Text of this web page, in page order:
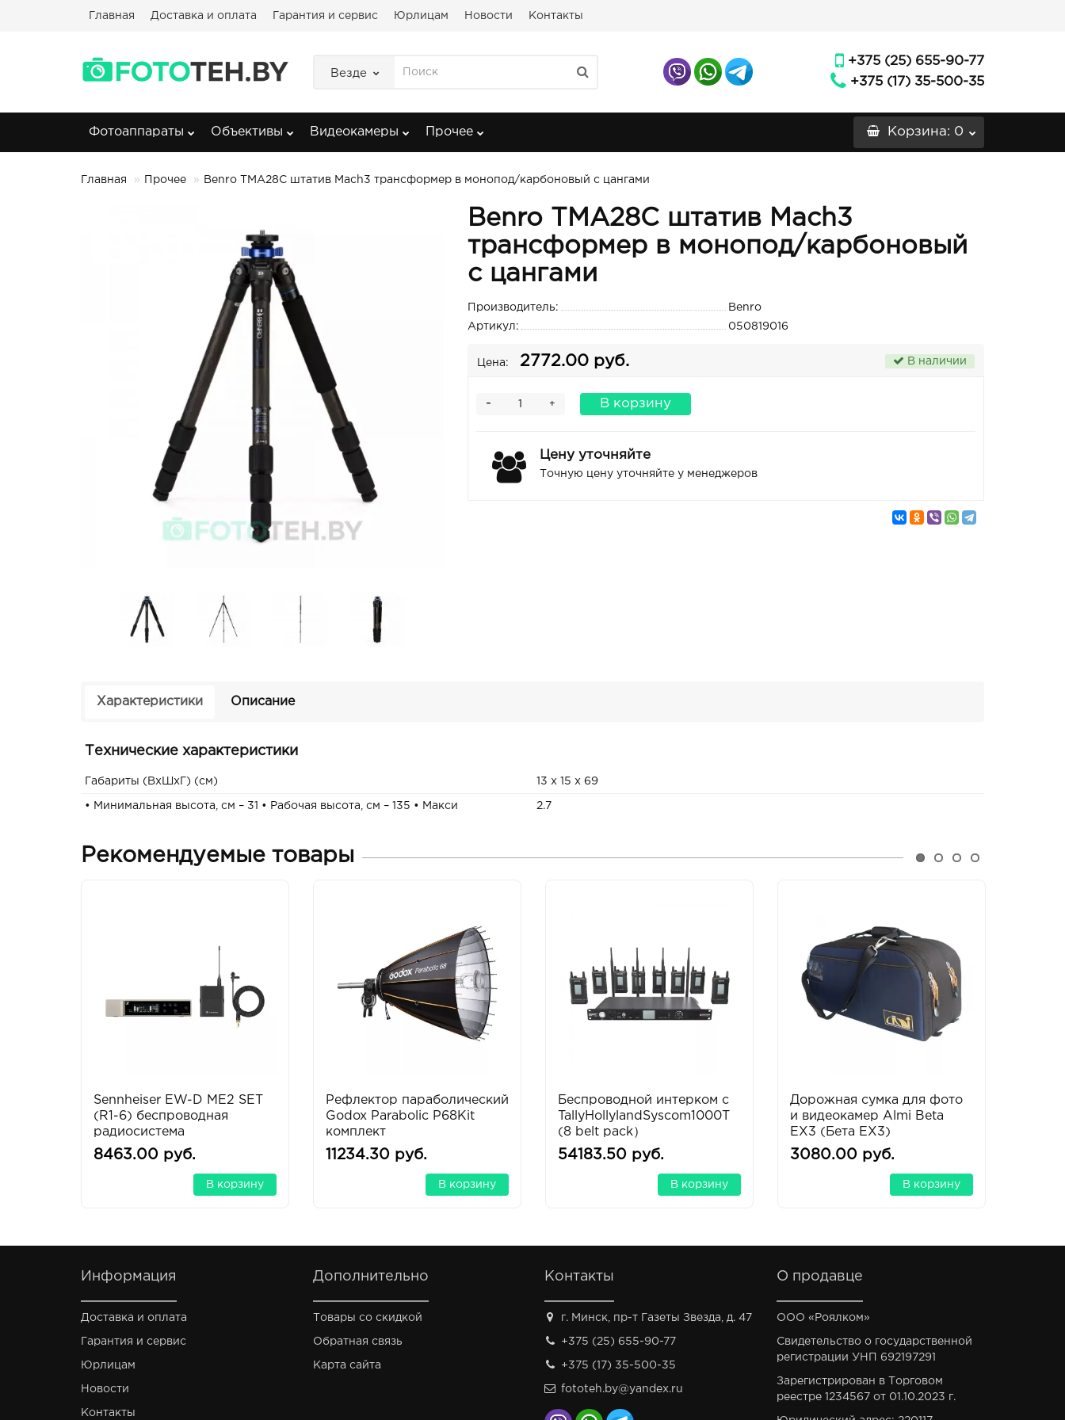
Главная Доставка и оплата Гарантия и сервис Юрлицам Новости Контакты
Везде
+375 (25) 655-90-77
+375 (17) 35-500-35
Фотоаппараты Объективы Видеокамеры Прочее Корзина: 0
Главная Прочее Benro TMA28C штатив Mach3 трансформер в монопод/карбоновый с цангами
Benro TMA28C штатив Mach3
трансформер в монопод/карбоновый
с цангами
Производитель:
Benro
Артикул:
050819016
Цена: 2772.00 руб. В наличии
+
- В корзину
Цену уточняйте
Точную цену уточняйте у менеджеров
Характеристики Описание
Технические характеристики
Габариты (ВxШxГ) (см) 13 x 15 x 69
• Минимальная высота, см – 31 • Рабочая высота, см – 135 • Макси 2.7
Рекомендуемые товары
Sennheiser EW-D ME2 SET
(R1-6) беспроводная
радиосистема
8463.00 руб.
В корзину
Рефлектор параболический
Godox Parabolic P68Kit
комплект
11234.30 руб.
В корзину
Беспроводной интерком с
TallyHollylandSyscom1000T
(8 belt pack）
54183.50 руб.
В корзину
Дорожная сумка для фото
и видеокамер Almi Beta
EX3 (Бета EX3)
3080.00 руб.
В корзину
Информация
Доставка и оплата
Гарантия и сервис
Юрлицам
Новости
Контакты
Дополнительно
Товары со скидкой
Обратная связь
Карта сайта
Контакты
г. Минск, пр-т Газеты Звезда, д. 47
+375 (25) 655-90-77
+375 (17) 35-500-35
fototeh.by@yandex.ru
О продавце
ООО «Роялком»
Свидетельство о государственной
регистрации УНП 692197291
Зарегистрирован в Торговом
реестре 1234567 от 01.10.2023 г.